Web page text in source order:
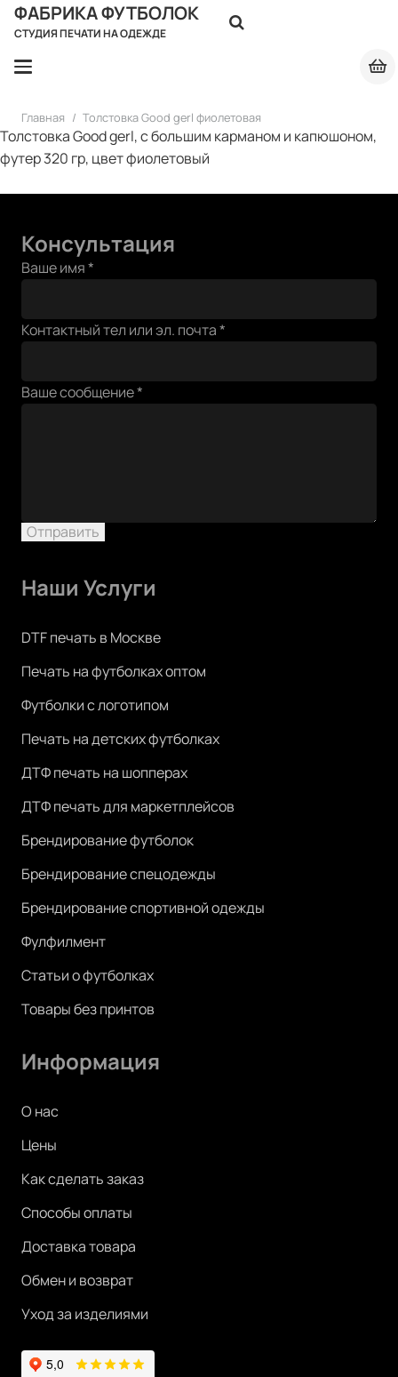
ФАБРИКА ФУТБОЛОК
СТУДИЯ ПЕЧАТИ НА ОДЕЖДЕ
Главная / Толстовка Good gerl фиолетовая
Толстовка Good gerl, с большим карманом и капюшоном,
футер 320 гр, цвет фиолетовый
Консультация
эл.
Ваше имя*
Контактный тел или эл. почта*
Ваше сообщение*
Отправить
Наши Услуги
DTF печать в Москве
Печать на футболках оптом
Футболки с логотипом
Печать на детских футболках
ДТФ печать на шопперах
ДТФ печать для маркетплейсов
Брендирование футболок
Брендирование спецодежды
Брендирование спортивной одежды
Фулфилмент
Статьи о футболках
Товары без принтов
Информация
О нас
Цены
Как сделать заказ
Способы оплаты
Доставка товара
Обмен и возврат
Уход за изделиями